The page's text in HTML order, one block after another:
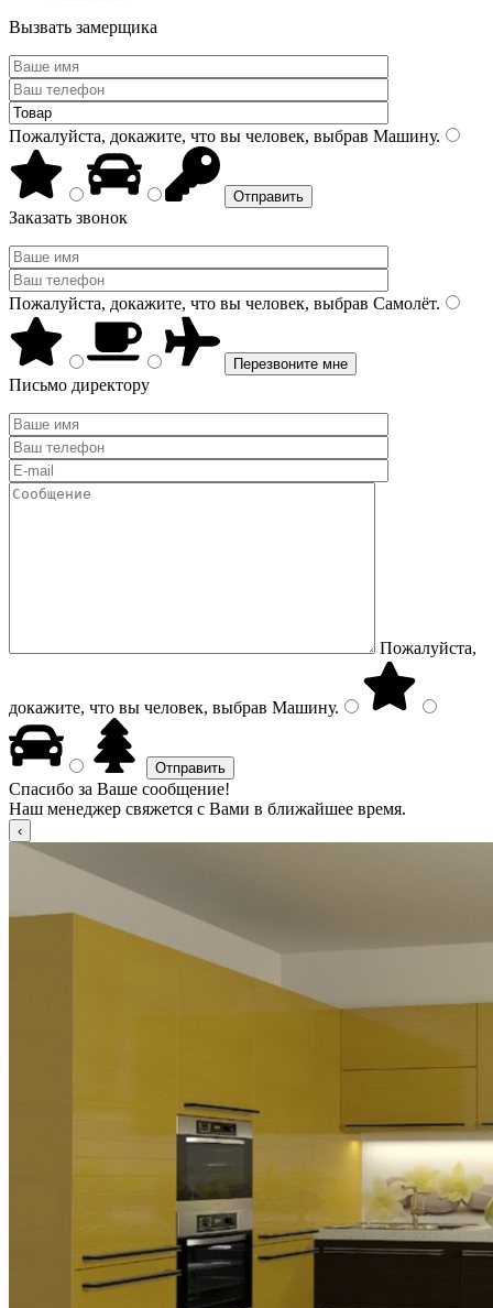
Вызвать замерщика
Пожалуйста, докажите, что вы человек, выбрав Машину.
Заказать звонок
Пожалуйста, докажите, что вы человек, выбрав Самолёт.
Письмо директору
Пожалуйста,
докажите, что вы человек, выбрав Машину.
Спасибо за Ваше сообщение!
Наш менеджер свяжется с Вами в ближайшее время.